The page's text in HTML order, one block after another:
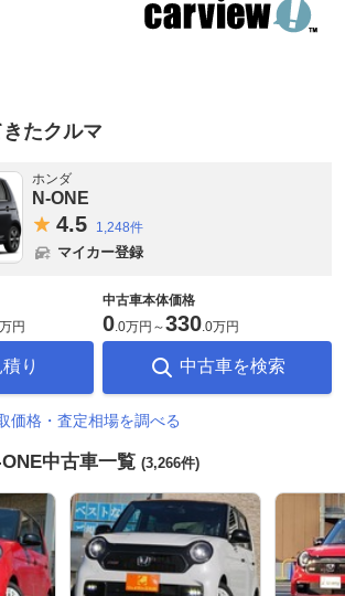
たクルマ
ホンダ
N-ONE
4.5 1,248件
マイカー登録
円
り
中古車本体価格
0 0万円 ～330 0万円
中古車を検索
価格・査定相場を調べる
中古車一覧 (3,266件)